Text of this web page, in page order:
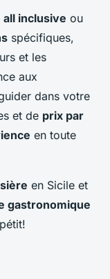
inclusive ou
spécifiques,
et les
aux
dans votre
et de prix par
en toute
en Sicile et
gastronomique